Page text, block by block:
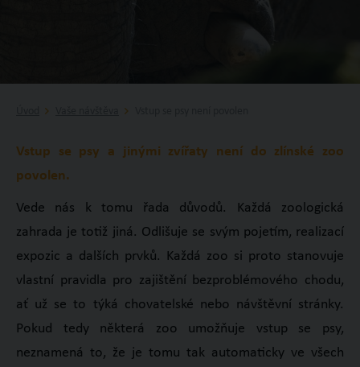
Vstup se psy a jinými zvířaty není do zlínské zoo
povolen.
Vede nás k tomu řada důvodů. Každá zoologická
zahrada je totiž jiná. Odlišuje se svým pojetím, realizací
expozic a dalších prvků. Každá zoo si proto stanovuje
vlastní pravidla pro zajištění bezproblémového chodu,
ať už se to týká chovatelské nebo návštěvní stránky.
Pokud tedy některá zoo umožňuje vstup se psy,
neznamená to, že je tomu tak automaticky ve všech